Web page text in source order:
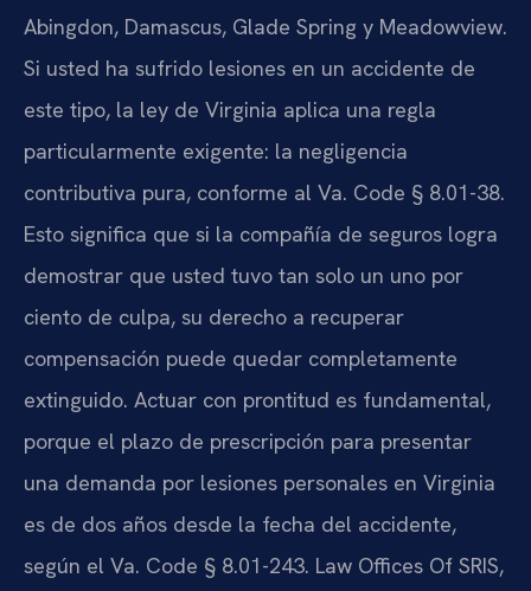
Abingdon, Damascus, Glade Spring y Meadowview.
Si usted ha sufrido lesiones en un accidente de
este tipo, la ley de Virginia aplica una regla
particularmente exigente: la negligencia
contributiva pura, conforme al Va. Code § 8.01-38.
Esto significa que si la compañía de seguros logra
demostrar que usted tuvo tan solo un uno por
ciento de culpa, su derecho a recuperar
compensación puede quedar completamente
extinguido. Actuar con prontitud es fundamental,
porque el plazo de prescripción para presentar
una demanda por lesiones personales en Virginia
es de dos años desde la fecha del accidente,
según el Va. Code § 8.01-243. Law Offices Of SRIS,